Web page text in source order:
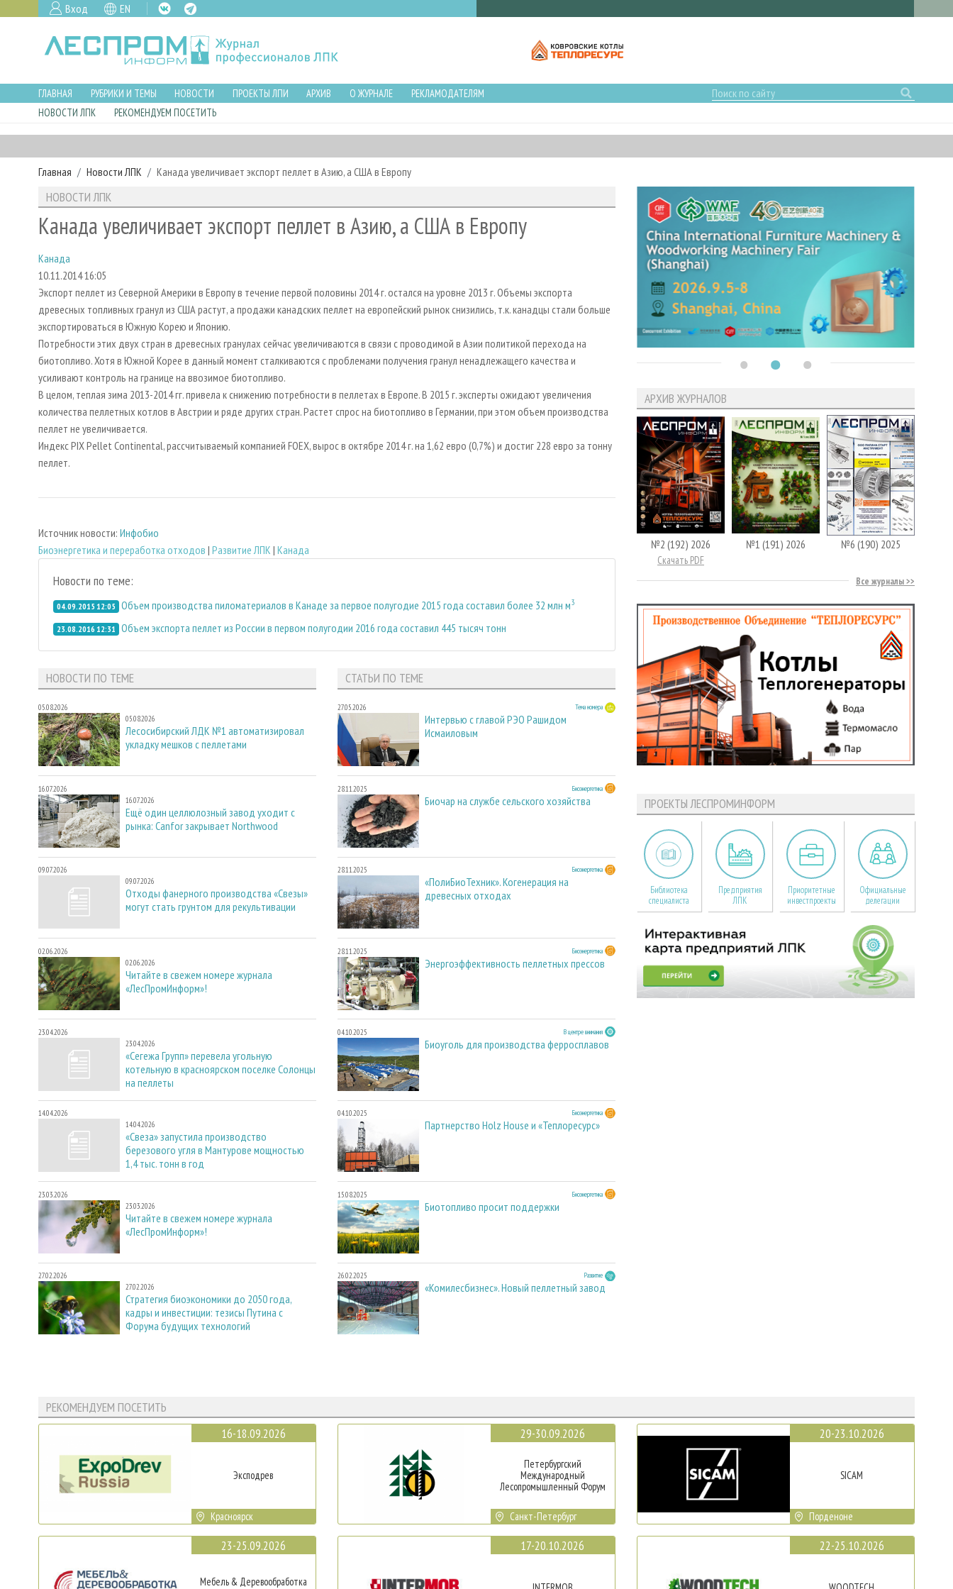
Вход EN
ГЛАВНАЯ РУБРИКИ И ТЕМЫ НОВОСТИ ПРОЕКТЫ ЛПИ АРХИВ О ЖУРНАЛЕ
РЕКЛАМОДАТЕЛЯМ
НОВОСТИ ЛПК
РЕКОМЕНДУЕМ ПОСЕТИТЬ
Главная Новости ЛПК Канада увеличивает экспорт пеллет в Азию, а США в Европу
НОВОСТИ ЛПК
Канада увеличивает экспорт пеллет в Азию, а США в Европу
Канада
10.11.2014 16:05
Экспорт пеллет из Северной Америки в Европу в течение первой половины 2014 г. остался на уровне 2013 г. Объемы экспорта
древесных топливных гранул из США растут, а продажи канадских пеллет на европейский рынок снизились, т.к. канадцы стали больше
экспортироваться в Южную Корею и Японию.
Потребности этих двух стран в древесных гранулах сейчас увеличиваются в связи с проводимой в Азии политикой перехода на
биотопливо. Хотя в Южной Корее в данный момент сталкиваются с проблемами получения гранул ненадлежащего качества и
усиливают контроль на границе на ввозимое биотопливо.
В целом, теплая зима 2013-2014 гг. привела к снижению потребности в пеллетах в Европе. В 2015 г. эксперты ожидают увеличения
количества пеллетных котлов в Австрии и ряде других стран. Растет спрос на биотопливо в Германии, при этом объем производства
пеллет не увеличивается.
Индекс PIX Pellet Continental, рассчитываемый компанией FOEX, вырос в октябре 2014 г. на 1,62 евро (0,7%) и достиг 228 евро за тонну
пеллет.
Источник новости: Инфобио
Биoэнергетика и переработка отходов | Развитие ЛПК | Канада
Новости по теме:
04.09.2015 12:05 Объем производства пиломатериалов в Канаде за первое полугодие 2015 года составил более 32 млн м3
23.08.2016 12:31 Объем экспорта пеллет из России в первом полугодии 2016 года составил 445 тысяч тонн
НОВОСТИ ПО ТЕМЕ
05.08.2026
05.08.2026
Лесосибирский ЛДК №1 автоматизировал
укладку мешков с пеллетами
16.07.2026
16.07.2026
Ещё один целлюлозный завод уходит с
рынка: Canfor закрывает Northwood
09.07.2026
09.07.2026
Отходы фанерного производства «Свезы»
могут стать грунтом для рекультивации
02.06.2026
02.06.2026
Читайте в свежем номере журнала
«ЛесПромИнформ»!
23.04.2026
23.04.2026
«Сегежа Групп» перевела угольную
котельную в красноярском поселке Солонцы
на пеллеты
14.04.2026
14.04.2026
«Свеза» запустила производство
березового угля в Мантурове мощностью
1,4 тыс. тонн в год
23.03.2026
23.03.2026
Читайте в свежем номере журнала
«ЛесПромИнформ»!
27.02.2026
27.02.2026
Стратегия биоэкономики до 2050 года,
кадры и инвестиции: тезисы Путина с
Форума будущих технологий
СТАТЬИ ПО ТЕМЕ
27.05.2026 Тема номера
Интервью с главой РЭО Рашидом
Исмаиловым
28.11.2025 Биоэнергетика
Биочар на службе сельского хозяйства
28.11.2025 Биоэнергетика
«ПолиБиоТехник». Когенерация на
древесных отходах
28.11.2025 Биоэнергетика
Энергоэффективность пеллетных прессов
04.10.2025 В центре внимания
Биоуголь для производства ферросплавов
04.10.2025 Биоэнергетика
Партнерство Holz House и «Теплоресурс»
15.08.2025 Биоэнергетика
Биотопливо просит поддержки
26.02.2025 Развитие
«Комилесбизнес». Новый пеллетный завод
АРХИВ ЖУРНАЛОВ
№2 (192) 2026
Скачать PDF
№1 (191) 2026 №6 (190) 2025
Все журналы
ПРОЕКТЫ ЛЕСПРОМИНФОРМ
Библиотека
специалиста
Предприятия
ЛПК
Приоритетные
инвестпроекты
Официальные
делегации
РЕКОМЕНДУЕМ ПОСЕТИТЬ
16-18.09.2026
Эксподрев
Красноярск
23-25.09.2026
Мебель & Деревообработка
29-30.09.2026
Петербургский
Международный
Лесопромышленный Форум
Санкт-Петербург
17-20.10.2026
20-23.10.2026
SICAM
Порденоне
22-25.10.2026